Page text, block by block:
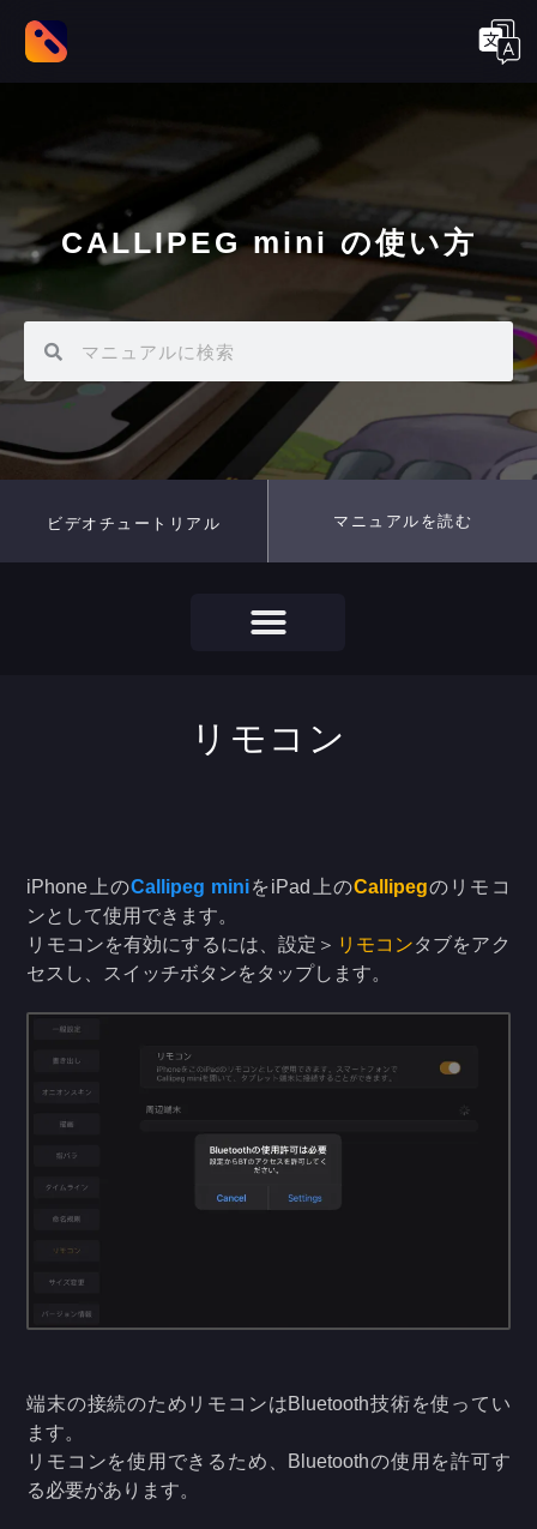
CALLIPEG mini の使い方
ビデオチュートリアル マニュアルを読む
リモコン
iPhone上のCallipeg miniをiPad上のCallipegのリモコ
ンとして使用できます。
リモコンを有効にするには、設定＞ リモコンタブをアク
セスし、スイッチボタンをタップします。
端末の接続のためリモコンはBluetooth技術を使ってい
ます。
リモコンを使用できるため、Bluetoothの使用を許可す
る必要があります。